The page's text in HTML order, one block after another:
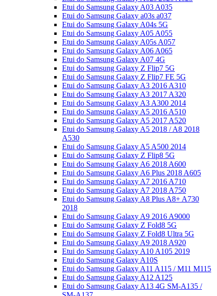
Etui do Samsung Galaxy A03 A035
Etui do Samsung Galaxy a03s a037
Etui do Samsung Galaxy A04s 5G
Etui do Samsung Galaxy A05 A055
Etui do Samsung Galaxy A05s A057
Etui do Samsung Galaxy A06 A065
Etui do Samsung Galaxy A07 4G
Etui do Samsung Galaxy Z Flip7 5G
Etui do Samsung Galaxy Z Flip7 FE 5G
Etui do Samsung Galaxy A3 2016 A310
Etui do Samsung Galaxy A3 2017 A320
Etui do Samsung Galaxy A3 A300 2014
Etui do Samsung Galaxy A5 2016 A510
Etui do Samsung Galaxy A5 2017 A520
Etui do Samsung Galaxy A5 2018 / A8 2018
A530
Etui do Samsung Galaxy A5 A500 2014
Etui do Samsung Galaxy Z Flip8 5G
Etui do Samsung Galaxy A6 2018 A600
Etui do Samsung Galaxy A6 Plus 2018 A605
Etui do Samsung Galaxy A7 2016 A710
Etui do Samsung Galaxy A7 2018 A750
Etui do Samsung Galaxy A8 Plus A8+ A730
2018
Etui do Samsung Galaxy A9 2016 A9000
Etui do Samsung Galaxy Z Fold8 5G
Etui do Samsung Galaxy Z Fold8 Ultra 5G
Etui do Samsung Galaxy A9 2018 A920
Etui do Samsung Galaxy A10 A105 2019
Etui do Samsung Galaxy A10S
Etui do Samsung Galaxy A11 A115 / M11 M115
Etui do Samsung Galaxy A12 A125
Etui do Samsung Galaxy A13 4G SM-A135 /